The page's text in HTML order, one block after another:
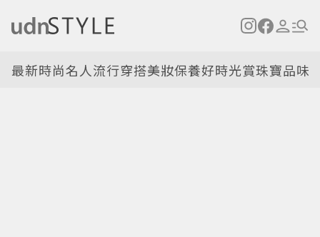
最新時尚名人流行穿搭美妝保養好時光賞珠寶品味